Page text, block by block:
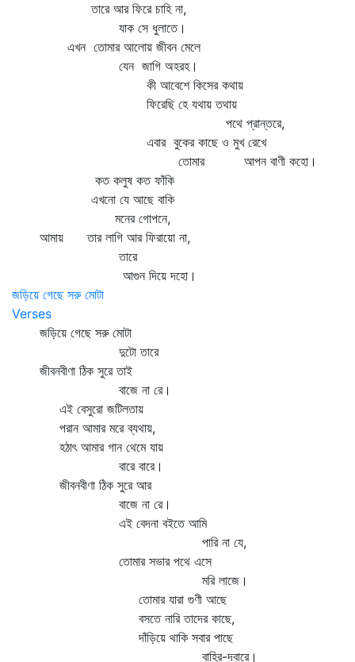
তারে আর ফিরে চাহি না,
যাক সে ধুলাতে।
এখন তোমার আলোয় জীবন মেলে
যেন জাগি অহরহ।
কী আবেশে কিসের কথায়
ফিরেছি হে যথায় তথায়
পথে প্রান্তরে,
এবার বুকের কাছে ও মুখ রেখে
তোমার আপন বাণী কহো।
কত কলুষ কত ফাঁকি
এখনো যে আছে বাকি
মনের গোপনে,
আমায় তার লাগি আর ফিরায়ো না,
তারে
আগুন দিয়ে দহো।
জড়িয়ে গেছে সরু মোটা
Verses
জড়িয়ে গেছে সরু মোটা
দুটো তারে
জীবনবীণা ঠিক সুরে তাই
বাজে না রে।
এই বেসুরো জটিলতায়
পরান আমার মরে ব্যথায়,
হঠাৎ আমার গান থেমে যায়
বারে বারে।
জীবনবীণা ঠিক সুরে আর
বাজে না রে।
এই বেদনা বইতে আমি
পারি না যে,
তোমার সভার পথে এসে
মরি লাজে।
তোমার যারা গুণী আছে
বসতে নারি তাদের কাছে,
দাঁড়িয়ে থাকি সবার পাছে
বাহির-দ্বারে।